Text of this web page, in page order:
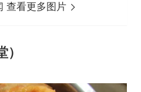
查看更多图片